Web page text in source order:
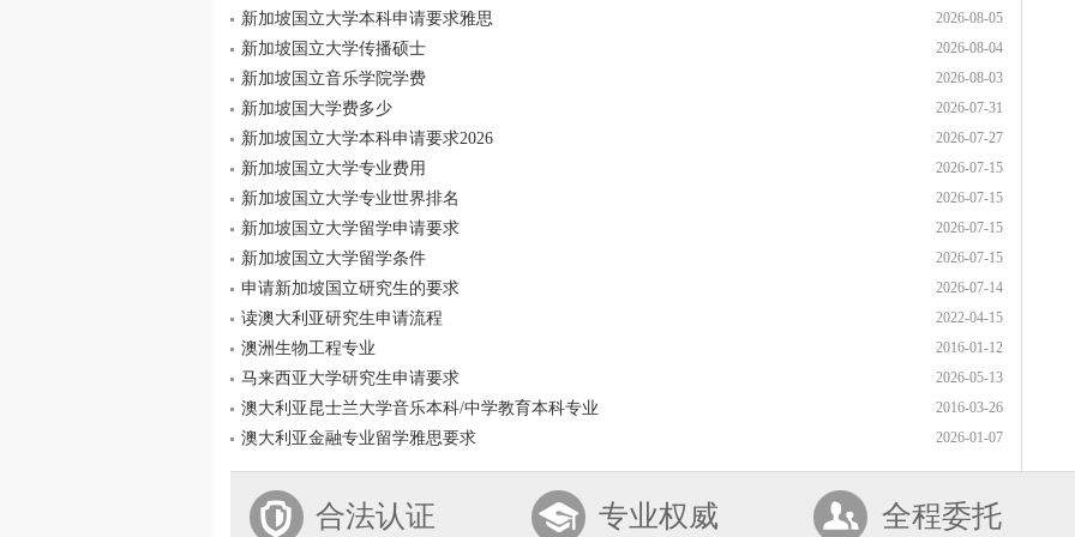
2026-08-05
新加坡国立大学本科申请要求雅思
2026-08-04
新加坡国立大学传播硕士
2026-08-03
新加坡国立音乐学院学费
2026-07-31
新加坡国大学费多少
2026-07-27
新加坡国立大学本科申请要求2026
2026-07-15
新加坡国立大学专业费用
2026-07-15
新加坡国立大学专业世界排名
2026-07-15
新加坡国立大学留学申请要求
2026-07-15
新加坡国立大学留学条件
2026-07-14
申请新加坡国立研究生的要求
2022-04-15
读澳大利亚研究生申请流程
2016-01-12
澳洲生物工程专业
2026-05-13
马来西亚大学研究生申请要求
2016-03-26
澳大利亚昆士兰大学音乐本科/中学教育本科专业
2026-01-07
澳大利亚金融专业留学雅思要求
合法认证 专业权威 全程委托